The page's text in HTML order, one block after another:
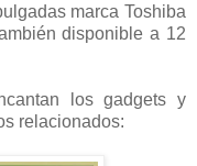
marca Toshiba
disponible a 12
los gadgets y
relacionados: